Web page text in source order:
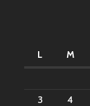
L
M
3
4